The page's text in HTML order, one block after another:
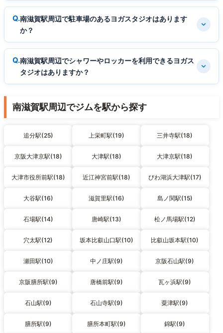
南滋賀駅周辺で駐車場のあるヨガスタジオはあります
か？
南滋賀駅周辺でシャワーやロッカーを利用できるヨガス
タジオはありますか？
南滋賀駅周辺でジムを駅から探す
追分駅(25) 上栄町駅(19) 三井寺駅(18)
京阪大津京駅(18) 大津駅(18) 大津京駅(18)
大津市役所前駅(18) 近江神宮前駅(18) びわ湖浜大津駅(17)
大谷駅(16) 滋賀里駅(16) 島ノ関駅(15)
石場駅(14) 唐崎駅(13) 松ノ馬場駅(12)
穴太駅(12) 坂本比叡山口駅(10) 比叡山坂本駅(10)
瀬田駅(10) 中ノ庄駅(9) 京阪石山駅(9)
京阪膳所駅(9) 唐橋前駅(9) 瓦ヶ浜駅(9)
石山駅(9) 石山寺駅(9) 粟津駅(9)
膳所駅(9) 膳所本町駅(9) 錦駅(9)